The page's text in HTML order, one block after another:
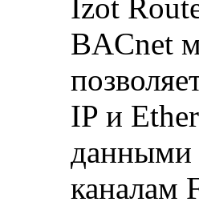
Izot
BACnet
IP и
данными
каналам